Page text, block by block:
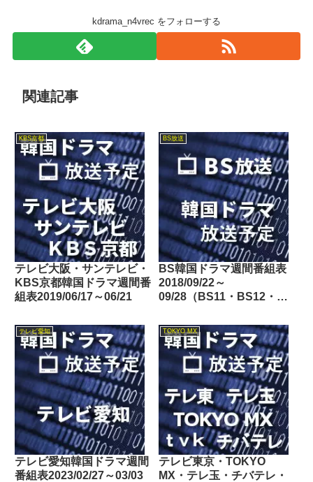
kdrama_n4vrec をフォローする
関連記事
KBS京都
テレビ大阪・サンテレビ・
KBS京都韓国ドラマ週間番
組表2019/06/17～06/21
BS放送
BS韓国ドラマ週間番組表
2018/09/22～
09/28（BS11・BS12・
テレビ愛知
テレビ愛知韓国ドラマ週間
番組表2023/02/27～03/03
TOKYO MX
テレビ東京・TOKYO
MX・テレ玉・チバテレ・